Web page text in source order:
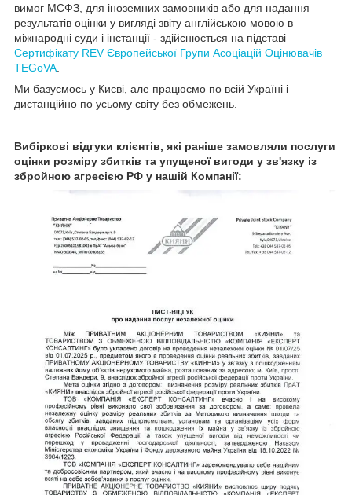
вимог МСФЗ, для іноземних замовників або для надання
результатів оцінки у вигляді звіту англійською мовою в
міжнародні суди і інстанції - здійснюється на підставі
Сертифікату REV Європейської Групи Асоціацій Оцінювачів
TEGoVA
Ми базуємось у Києві, але працюємо по всій Україні і
дистанційно по усьому світу без обмежень.
Вибіркові відгуки клієнтів, які раніше замовляли послуги
оцінки розміру збитків та упущеної вигоди у зв'язку із
збройною агресією РФ у нашій Компанії: